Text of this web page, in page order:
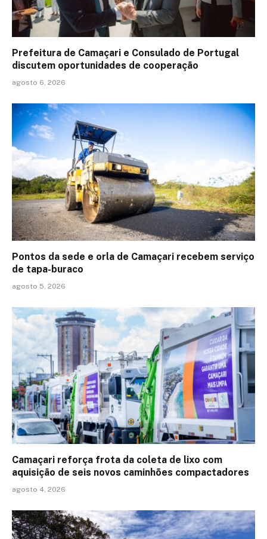
Prefeitura de Camaçari e Consulado de Portugal
discutem oportunidades de cooperação
agosto 6, 2026
Pontos da sede e orla de Camaçari recebem serviço
de tapa-buraco
agosto 5, 2026
Camaçari reforça frota da coleta de lixo com
aquisição de seis novos caminhões compactadores
agosto 4, 2026